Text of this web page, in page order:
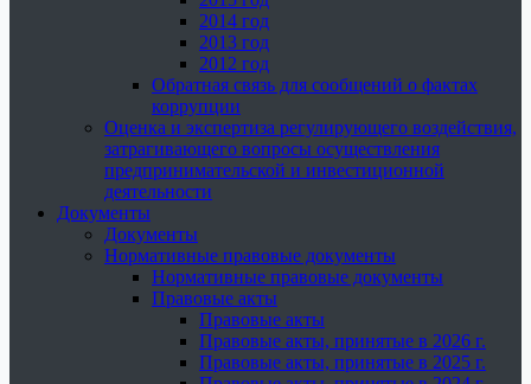
2014 год
2013 год
2012 год
Обратная связь для сообщений о фактах
коррупции
Оценка и экспертиза регулирующего воздействия,
затрагивающего вопросы осуществления
предпринимательской и инвестиционной
деятельности
Документы
Документы
Нормативные правовые документы
Нормативные правовые документы
Правовые акты
Правовые акты
Правовые акты, принятые в 2026 г.
Правовые акты, принятые в 2025 г.